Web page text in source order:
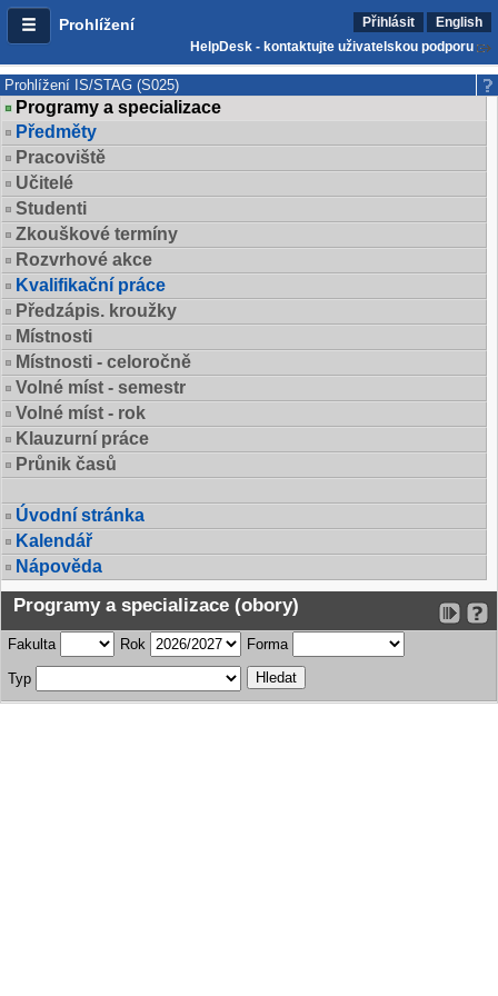
Prohlížení Přihlásit
English
HelpDesk - kontaktujte uživatelskou podporu
Prohlížení IS/STAG (S025)
Programy a specializace
Předměty
Pracoviště
Učitelé
Studenti
Zkouškové termíny
Rozvrhové akce
Kvalifikační práce
Předzápis. kroužky
Místnosti
Místnosti - celoročně
Volné míst - semestr
Volné míst - rok
Klauzurní práce
Průnik časů
Úvodní stránka
Kalendář
Nápověda
Programy a specializace (obory)
Fakulta Rok Forma
Typ